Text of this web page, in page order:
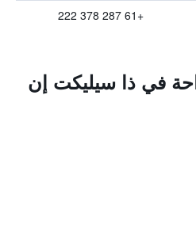
+61 287 378 222
في ذا سيليكت إن